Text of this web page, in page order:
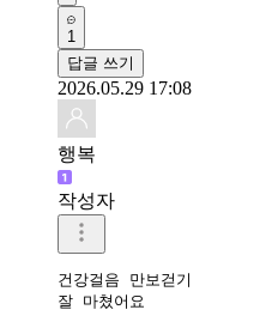
1
답글 쓰기
2026.05.29 17:08
행복
작성자
건강걸음 만보걷기
잘 마쳤어요